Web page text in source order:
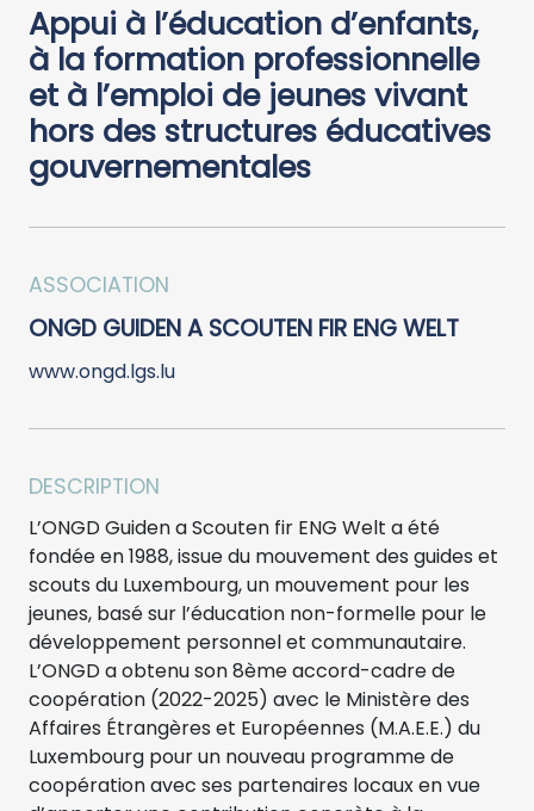
Appui à l’éducation d’enfants,
à la formation professionnelle
et à l’emploi de jeunes vivant
hors des structures éducatives
gouvernementales
ASSOCIATION
ONGD GUIDEN A SCOUTEN FIR ENG WELT
www.ongd.lgs.lu
DESCRIPTION
L’ONGD Guiden a Scouten fir ENG Welt a été
fondée en 1988, issue du mouvement des guides et
scouts du Luxembourg, un mouvement pour les
jeunes, basé sur l’éducation non-formelle pour le
développement personnel et communautaire.
L’ONGD a obtenu son 8ème accord-cadre de
coopération (2022-2025) avec le Ministère des
Affaires Étrangères et Européennes (M.A.E.E.) du
Luxembourg pour un nouveau programme de
coopération avec ses partenaires locaux en vue